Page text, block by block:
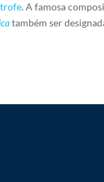
. A famosa
também ser